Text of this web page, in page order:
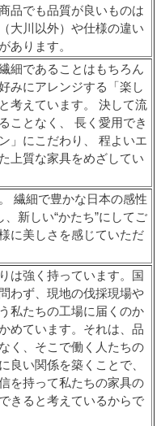
品でも品質が良いものは
大川以外）や仕様の違い
あります。
細であることはもちろん
みにアレンジする「楽し
考えています。 決して流
ことなく、 長く愛用でき
」にこだわり、 程よいエ
上質な家具をめざしてい
繊細で豊かな日本の感性
新しい“かたち”にしてご
に美しさを感じていただ
は強く持っています。国
わず、現地の伐採現場や
私たちの工場に届くのか
めています。それは、品
く、そこで働く人たちの
良い関係を築くことで、
を持って私たちの家具の
きると考えているからで